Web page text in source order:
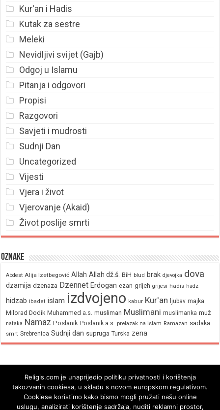
Kur'an i Hadis
Kutak za sestre
Meleki
Nevidljivi svijet (Gajb)
Odgoj u Islamu
Pitanja i odgovori
Propisi
Razgovori
Savjeti i mudrosti
Sudnji Dan
Uncategorized
Vijesti
Vjera i život
Vjerovanje (Akaid)
Život poslije smrti
Oznake
Abdest Alija Izetbegović Allah Allah dž.š. BiH blud brak djevojka dova
dzamija dzenaza Dzennet Erdogan ezan grijeh grijesi hadis hadz
hidzab ibadet islam izdvojeno kabur Kur'an ljubav majka
Milorad Dodik Muhammed a.s. musliman Muslimani muslimanka muž
nafaka Namaz Poslanik Poslanik a.s. prelazak na islam Ramazan sadaka
smrt Srebrenica Sudnji dan supruga Turska zena
Religis.com je unaprijedio politiku privatnosti i korištenja
takozvanih cookiesa, u skladu s novom europskom regulativom.
Cookiese koristimo kako bismo mogli pružati našu online
uslugu, analizirati korištenje sadržaja, nuditi reklamni prostor,